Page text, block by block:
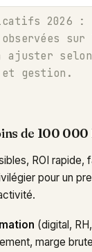
2026 :
sur
ajuster selon
et gestion.
de 100 000
ROI rapide,
pour un
(digital,
marge